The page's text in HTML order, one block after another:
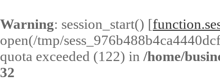
Warning: session_start() [
open(/tmp/
quota exceeded (122) in /home/
32